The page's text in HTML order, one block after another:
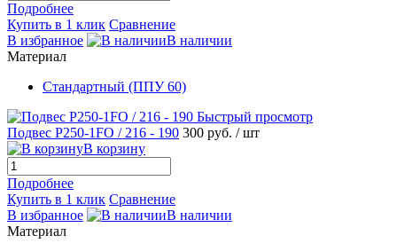
Подробнее
Купить в 1 клик Сравнение
В избранное
В наличии
Материал
Стандартный (ППУ 60)
Быстрый просмотр
Подвес Р250-1FO / 216 - 190 300 руб. / шт
В корзину
Подробнее
Купить в 1 клик Сравнение
В избранное
В наличии
Материал